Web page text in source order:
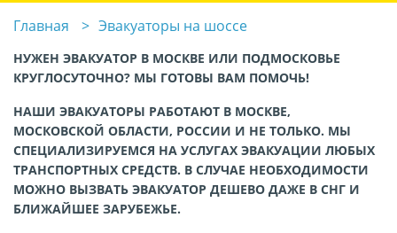
Главная Эвакуаторы на шоссе
НУЖЕН ЭВАКУАТОР В МОСКВЕ ИЛИ ПОДМОСКОВЬЕ
КРУГЛОСУТОЧНО? МЫ ГОТОВЫ ВАМ ПОМОЧЬ!
НАШИ ЭВАКУАТОРЫ РАБОТАЮТ В МОСКВЕ,
МОСКОВСКОЙ ОБЛАСТИ, РОССИИ И НЕ ТОЛЬКО. МЫ
СПЕЦИАЛИЗИРУЕМСЯ НА УСЛУГАХ ЭВАКУАЦИИ ЛЮБЫХ
ТРАНСПОРТНЫХ СРЕДСТВ. В СЛУЧАЕ НЕОБХОДИМОСТИ
МОЖНО ВЫЗВАТЬ ЭВАКУАТОР ДЕШЕВО ДАЖЕ В СНГ И
БЛИЖАЙШЕЕ ЗАРУБЕЖЬЕ.